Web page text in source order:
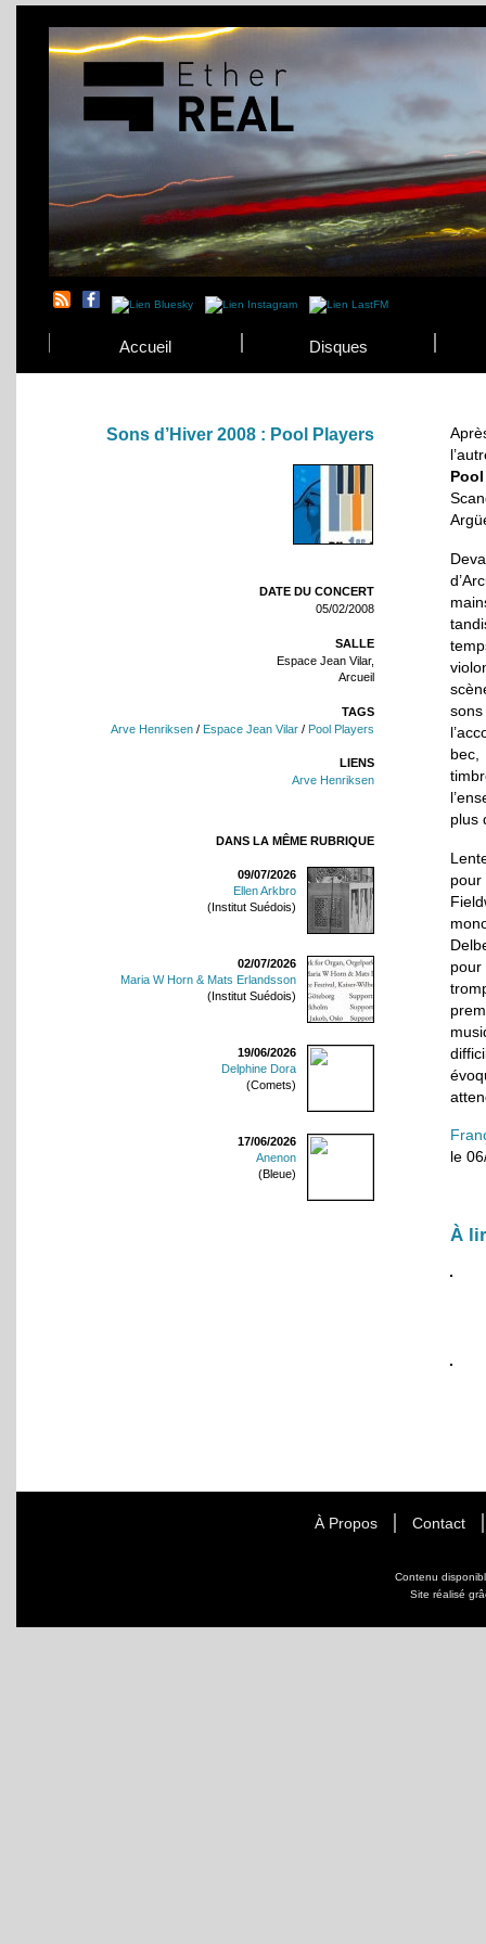
Accueil Disques
Sons d’Hiver 2008 : Pool Players
DATE DU CONCERT
05/02/2008
SALLE
Espace Jean Vilar,
Arcueil
TAGS
Arve Henriksen / Espace Jean Vilar / Pool Players
LIENS
Arve Henriksen
DANS LA MÊME RUBRIQUE
09/07/2026
Ellen Arkbro
(Institut Suédois)
02/07/2026
Maria W Horn & Mats Erlandsson
(Institut Suédois)
19/06/2026
Delphine Dora
(Comets)
17/06/2026
Anenon
(Bleue)
plus
le
À
À Propos Contact
Contenu
Site réalisé